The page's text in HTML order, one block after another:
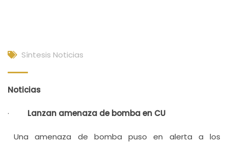
Síntesis Noticias
Noticias
· Lanzan amenaza de bomba en CU
Una amenaza de bomba puso en alerta a los